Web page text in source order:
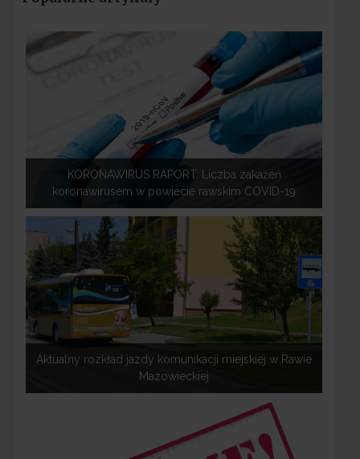
KORONAWIRUS RAPORT: Liczba zakażeń
koronawirusem w powiecie rawskim COVID-19
Aktualny rozkład jazdy komunikacji miejskiej w Rawie
Mazowieckiej